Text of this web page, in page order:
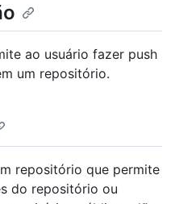
ao usuário fazer push
um repositório.
repositório que permite
do repositório ou